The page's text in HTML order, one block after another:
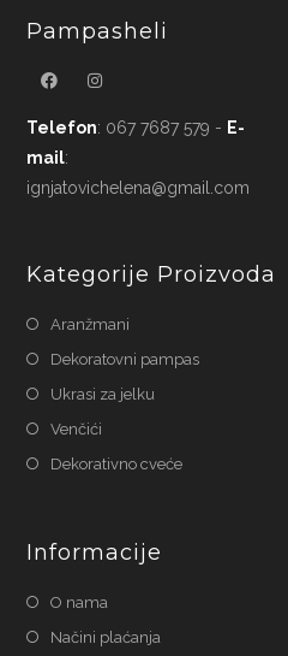
Pampasheli
Telefon: 067 7687 579 - E-
mail:
ignjatovichelena@gmail.com
Kategorije Proizvoda
Aranžmani
Dekoratovni pampas
Ukrasi za jelku
Venčići
Dekorativno cveće
Informacije
O nama
Načini plaćanja